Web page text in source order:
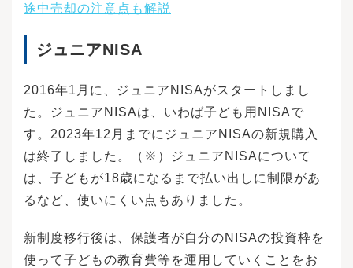
途中売却の注意点も解説
ジュニアNISA
2016年1月に、ジュニアNISAがスタートしまし
た。ジュニアNISAは、いわば子ども用NISAで
す。2023年12月までにジュニアNISAの新規購入
は終了しました。（※）ジュニアNISAについて
は、子どもが18歳になるまで払い出しに制限があ
るなど、使いにくい点もありました。
新制度移行後は、保護者が自分のNISAの投資枠を
使って子どもの教育費等を運用していくことをお